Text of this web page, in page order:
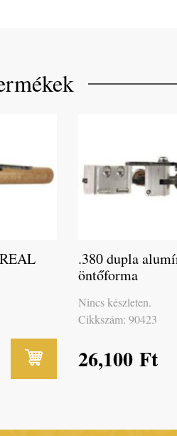
.380 dupla
öntőforma
Nincs készleten.
Cikkszám: 90423
26,100 Ft